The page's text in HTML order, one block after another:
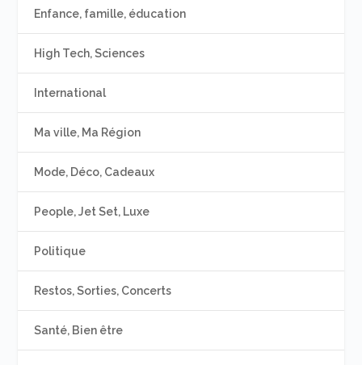
Enfance, famille, éducation
High Tech, Sciences
International
Ma ville, Ma Région
Mode, Déco, Cadeaux
People, Jet Set, Luxe
Politique
Restos, Sorties, Concerts
Santé, Bien être